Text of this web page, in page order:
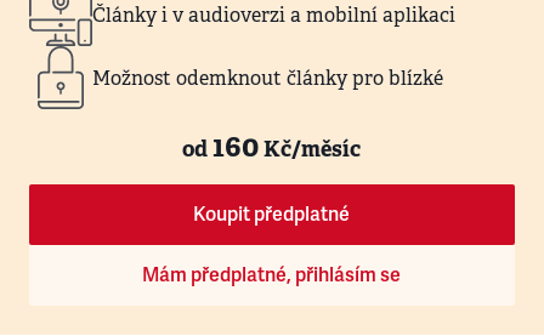
Články i v audioverzi a mobilní aplikaci
Možnost odemknout články pro blízké
od160Kč/měsíc
Koupit předplatné
Mám předplatné, přihlásím se